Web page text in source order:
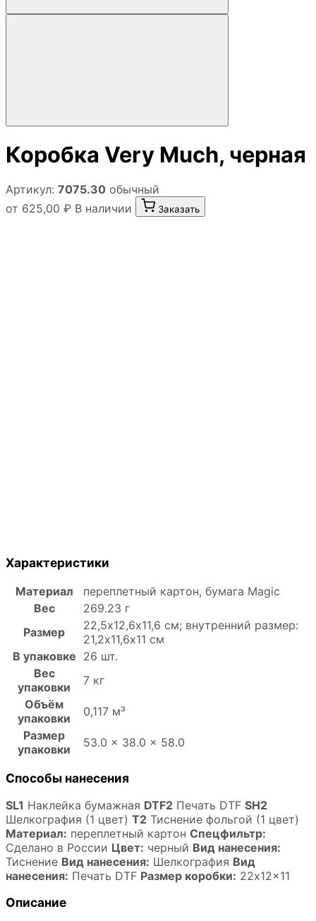
Коробка Very Much, черная
Артикул: 7075.30 обычный
от 625,00 ₽ В наличии Заказать
Характеристики
Материал
переплетный картон, бумага Magic
Вес
269.23 г
Размер
22,5х12,6х11,6 см; внутренний размер:
21,2х11,6х11 см
В упаковке 26 шт.
Вес
упаковки
7 кг
Объём
упаковки
0,117 м³
Размер
упаковки
53.0 × 38.0 × 58.0
Способы нанесения
SL1 Наклейка бумажная DTF2 Печать DTF SH2
Шелкография (1 цвет) T2 Тиснение фольгой (1 цвет)
Материал: переплетный картон Спецфильтр:
Сделано в России Цвет: черный Вид нанесения:
Тиснение Вид нанесения: Шелкография Вид
нанесения: Печать DTF Размер коробки: 22x12x11
Описание